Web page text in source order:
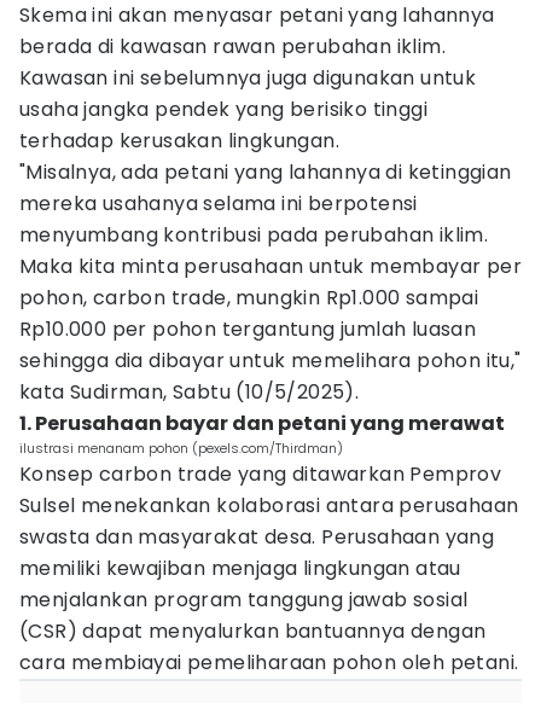
Skema ini akan menyasar petani yang lahannya
berada di kawasan rawan perubahan iklim.
Kawasan ini sebelumnya juga digunakan untuk
usaha jangka pendek yang berisiko tinggi
terhadap kerusakan lingkungan.
"Misalnya, ada petani yang lahannya di ketinggian
mereka usahanya selama ini berpotensi
menyumbang kontribusi pada perubahan iklim.
Maka kita minta perusahaan untuk membayar per
pohon, carbon trade, mungkin Rp1.000 sampai
Rp10.000 per pohon tergantung jumlah luasan
sehingga dia dibayar untuk memelihara pohon itu,"
kata Sudirman, Sabtu (10/5/2025).
1. Perusahaan bayar dan petani yang merawat
ilustrasi menanam pohon (pexels.com/Thirdman)
Konsep carbon trade yang ditawarkan Pemprov
Sulsel menekankan kolaborasi antara perusahaan
swasta dan masyarakat desa. Perusahaan yang
memiliki kewajiban menjaga lingkungan atau
menjalankan program tanggung jawab sosial
(CSR) dapat menyalurkan bantuannya dengan
cara membiayai pemeliharaan pohon oleh petani.